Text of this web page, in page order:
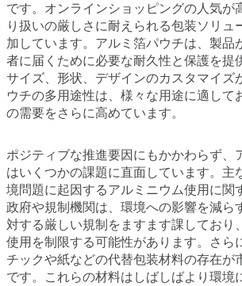
です。オンラインショッピングの人気が
り扱いの厳しさに耐えられる包装ソリュ
加しています。アルミ箔パウチは、製品
者に届くために必要な耐久性と保護を提
サイズ、形状、デザインのカスタマイズ
ウチの多用途性は、様々な用途に適して
の需要をさらに高めています。
ポジティブな推進要因にもかかわらず、
はいくつかの課題に直面しています。主
境問題に起因するアルミニウム使用に関
政府や規制機関は、環境への影響を減ら
対する厳しい規制をますます課しており
使用を制限する可能性があります。さら
チックや紙などの代替包装材料の存在が
です。これらの材料はしばしばより環境